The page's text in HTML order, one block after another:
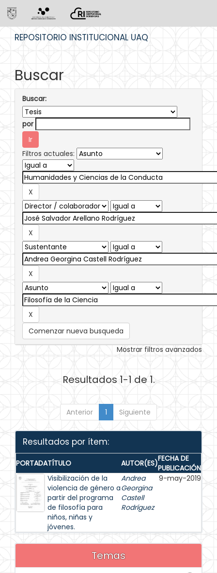
REPOSITORIO INSTITUCIONAL UAQ
Buscar
Buscar:
por
Filtros actuales:
Comenzar nueva busqueda
Mostrar filtros avanzados
Resultados 1-1 de 1.
Anterior 1 Siguiente
Resultados por ítem:
PORTADATÍTULO AUTOR(ES)FECHA DE
PUBLICACIÓN
Visibilización de la
violencia de género a
partir del programa
de filosofía para
niños, niñas y
jóvenes.
Andrea
Georgina
Castell
Rodríguez
9-may-2019
Temas